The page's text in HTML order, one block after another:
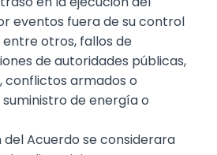
eventos fuera de su control
entre otros, fallos de
de autoridades públicas,
conflictos armados o
de energía o
del Acuerdo se considerara